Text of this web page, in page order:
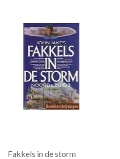
Fakkels in de storm